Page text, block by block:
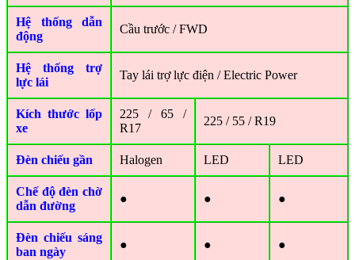
Hệ thống dẫn
động
Cầu trước / FWD
Hệ thống trợ
lực lái
Tay lái trợ lực điện / Electric Power
Kích thước lốp
xe
225 / 65 /
R17
225 / 55 / R19
Đèn chiếu gần Halogen LED LED
Chế độ đèn chờ
dẫn đường
● ● ●
Đèn chiếu sáng
ban ngày
● ● ●